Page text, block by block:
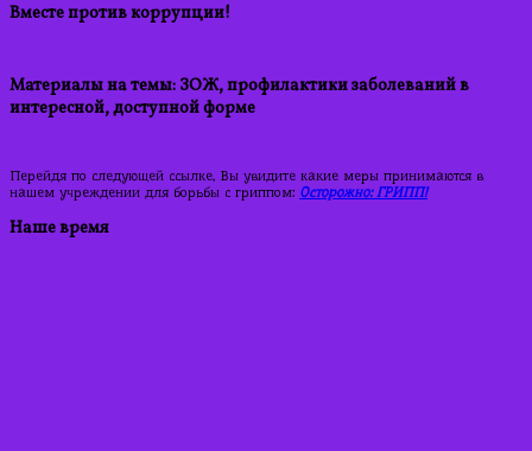
Вместе против коррупции!
Материалы на темы: ЗОЖ, профилактики заболеваний в
интересной, доступной форме
Перейдя по следующей ссылке, Вы увидите какие меры принимаются в
нашем учреждении для борьбы с гриппом: Осторожно: ГРИПП!
Наше время